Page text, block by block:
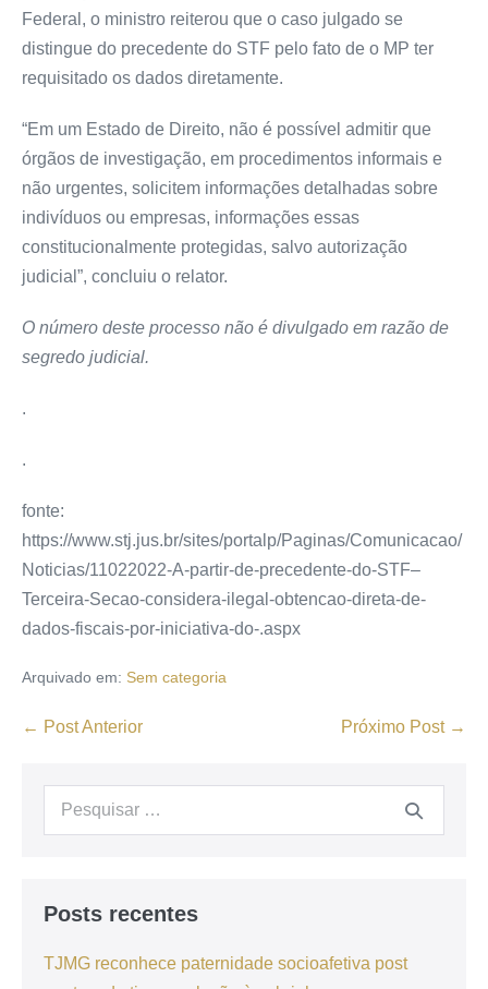
Federal, o ministro reiterou que o caso julgado se
distingue do precedente do STF pelo fato de o MP ter
requisitado os dados diretamente.
“Em um Estado de Direito, não é possível admitir que
órgãos de investigação, em procedimentos informais e
não urgentes, solicitem informações detalhadas sobre
indivíduos ou empresas, informações essas
constitucionalmente protegidas, salvo autorização
judicial”, concluiu o relator.
O número deste processo não é divulgado em razão de
segredo judicial.
.
.
fonte:
https://www.stj.jus.br/sites/portalp/Paginas/Comunicacao/
Noticias/11022022-A-partir-de-precedente-do-STF–
Terceira-Secao-considera-ilegal-obtencao-direta-de-
dados-fiscais-por-iniciativa-do-.aspx
Arquivado em: Sem categoria
← Post Anterior Próximo Post →
Posts recentes
TJMG reconhece paternidade socioafetiva post